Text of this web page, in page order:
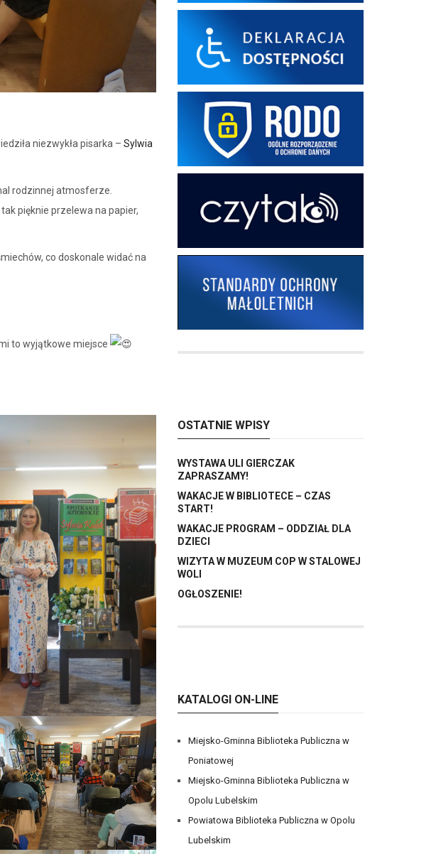
niezwykła pisarka – Sylwia
rodzinnej atmosferze.
pięknie przelewa na papier,
co doskonale widać na
to wyjątkowe miejsce
OSTATNIE WPISY
WYSTAWA ULI GIERCZAK
ZAPRASZAMY!
WAKACJE W BIBLIOTECE – CZAS
START!
WAKACJE PROGRAM – ODDZIAŁ DLA
DZIECI
WIZYTA W MUZEUM COP W STALOWEJ
WOLI
OGŁOSZENIE!
KATALOGI ON-LINE
Miejsko-Gminna Biblioteka Publiczna w
Poniatowej
Miejsko-Gminna Biblioteka Publiczna w
Opolu Lubelskim
Powiatowa Biblioteka Publiczna w Opolu
Lubelskim